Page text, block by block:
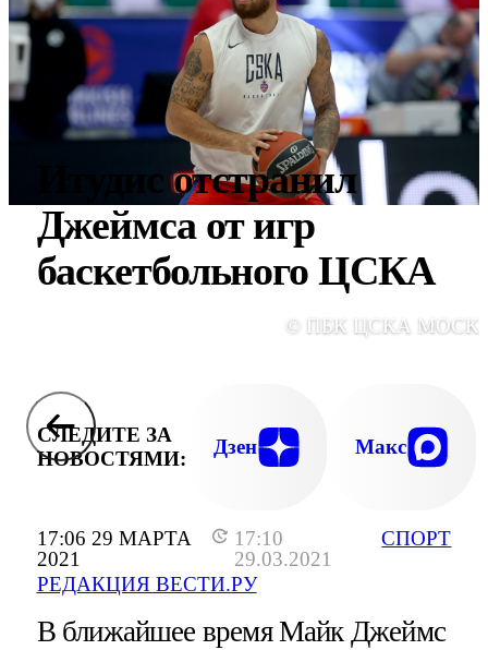
17:06 29 МАРТА
2021
17:10
29.03.2021
РЕДАКЦИЯ ВЕСТИ.РУ
СПОРТ
Итудис отстранил
Джеймса от игр
баскетбольного ЦСКА
© ПБК ЦСКА
СЛЕДИТЕ ЗА
НОВОСТЯМИ:
Дзен Макс
В ближайшее время Майк Джеймс